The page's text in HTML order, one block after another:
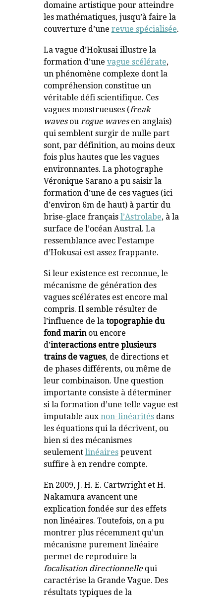
domaine artistique pour atteindre
les mathématiques, jusqu’à faire la
couverture d’une revue spécialisée.
La vague d’Hokusai illustre la
formation d’une vague scélérate,
un phénomène complexe dont la
compréhension constitue un
véritable défi scientifique. Ces
vagues monstrueuses (freak
wavesou rogue waves en anglais)
qui semblent surgir de nulle part
sont, par définition, au moins deux
fois plus hautes que les vagues
environnantes. La photographe
Véronique Sarano a pu saisir la
formation d’une de ces vagues (ici
d’environ 6m de haut) à partir du
brise-glace français l’Astrolabe, à la
surface de l’océan Austral. La
ressemblance avec l’estampe
d’Hokusai est assez frappante.
Si leur existence est reconnue, le
mécanisme de génération des
vagues scélérates est encore mal
compris. Il semble résulter de
l’influence de la topographie du
fond marinou encore
d’interactions entre plusieurs
trains de vagues, de directions et
de phases différents, ou même de
leur combinaison. Une question
importante consiste à déterminer
si la formation d’une telle vague est
imputable auxnon-linéaritésdans
les équations qui la décrivent, ou
bien si des mécanismes
seulement linéairespeuvent
suffire à en rendre compte.
En 2009, J. H. E. Cartwright et H.
Nakamura avancent une
explication fondée sur des effets
non linéaires. Toutefois, on a pu
montrer plus récemment qu’un
mécanisme purement linéaire
permet de reproduire la
focalisation directionnellequi
caractérise la Grande Vague. Des
résultats typiques de la